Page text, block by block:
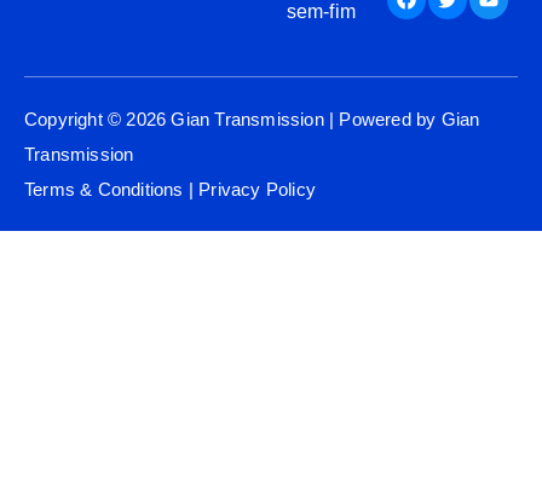
sem-fim
Copyright © 2026 Gian Transmission | Powered by Gian
Transmission
Terms & Conditions | Privacy Policy